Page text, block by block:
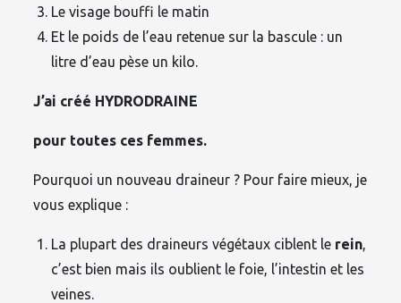
Le visage bouffi le matin
Et le poids de l’eau retenue sur la bascule : un
litre d’eau pèse un kilo.
J’ai créé HYDRODRAINE
pour toutes ces femmes.
Pourquoi un nouveau draineur ? Pour faire mieux, je
vous explique :
La plupart des draineurs végétaux ciblent le rein,
c’est bien mais ils oublient le foie, l’intestin et les
veines.